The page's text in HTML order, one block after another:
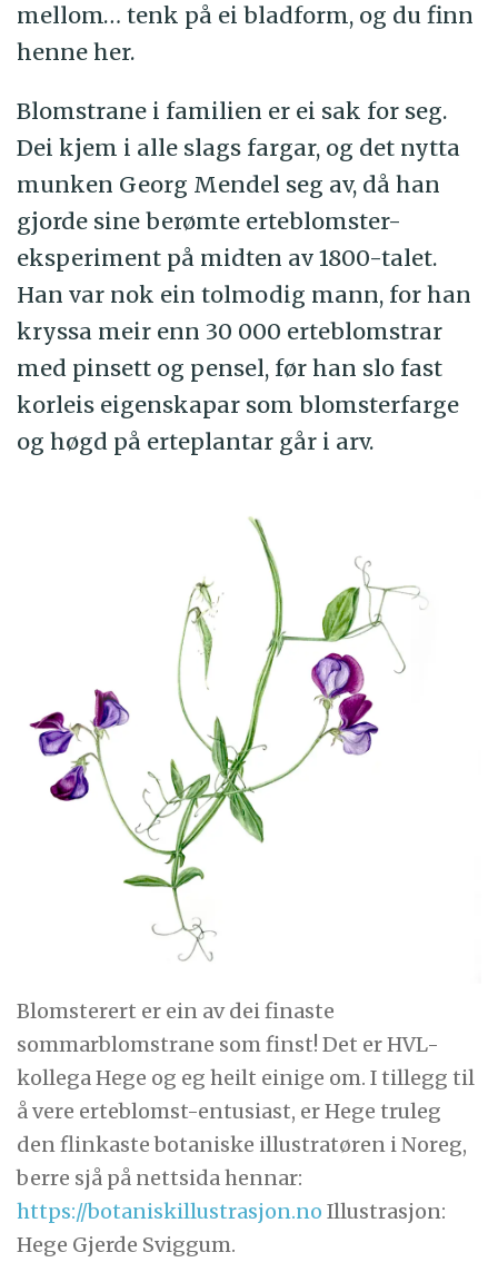
mellom… tenk på ei bladform, og du finn
henne her.
Blomstrane i familien er ei sak for seg.
Dei kjem i alle slags fargar, og det nytta
munken Georg Mendel seg av, då han
gjorde sine berømte erteblomster-
eksperiment på midten av 1800-talet.
Han var nok ein tolmodig mann, for han
kryssa meir enn 30 000 erteblomstrar
med pinsett og pensel, før han slo fast
korleis eigenskapar som blomsterfarge
og høgd på erteplantar går i arv.
Blomsterert er ein av dei finaste
sommarblomstrane som finst! Det er HVL-
kollega Hege og eg heilt einige om. I tillegg til
å vere erteblomst-entusiast, er Hege truleg
den flinkaste botaniske illustratøren i Noreg,
berre sjå på nettsida hennar:
https://botaniskillustrasjon.no Illustrasjon:
Hege Gjerde Sviggum.